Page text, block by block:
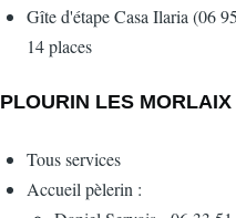
Gîte d'étape Casa Ilaria (06
14 places
PLOURIN LES MORLAIX
Tous services
Accueil pèlerin :